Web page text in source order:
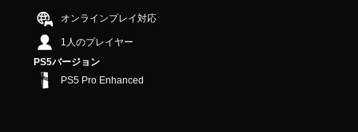
オンラインプレイ対応
1人のプレイヤー
PS5バージョン
PS5 Pro Enhanced